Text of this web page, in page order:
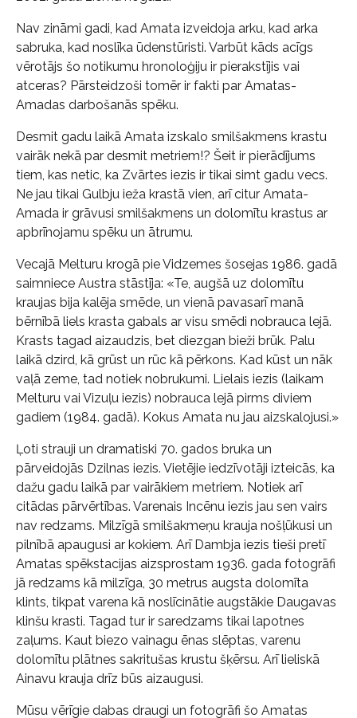
Nav zināmi gadi, kad Amata izveidoja arku, kad arka
sabruka, kad noslīka ūdenstūristi. Varbūt kāds acīgs
vērotājs šo notikumu hronoloģiju ir pierakstījis vai
atceras? Pārsteidzoši tomēr ir fakti par Amatas-
Amadas darbošanās spēku.
Desmit gadu laikā Amata izskalo smilšakmens krastu
vairāk nekā par desmit metriem!? Šeit ir pierādījums
tiem, kas netic, ka Zvārtes iezis ir tikai simt gadu vecs.
Ne jau tikai Gulbju ieža krastā vien, arī citur Amata-
Amada ir grāvusi smilšakmens un dolomītu krastus ar
apbrīnojamu spēku un ātrumu.
Vecajā Melturu krogā pie Vidzemes šosejas 1986. gadā
saimniece Austra stāstīja: «Te, augšā uz dolomītu
kraujas bija kalēja smēde, un vienā pavasarī manā
bērnībā liels krasta gabals ar visu smēdi nobrauca lejā.
Krasts tagad aizaudzis, bet diezgan bieži brūk. Palu
laikā dzird, kā grūst un rūc kā pērkons. Kad kūst un nāk
vaļā zeme, tad notiek nobrukumi. Lielais iezis (laikam
Melturu vai Vizuļu iezis) nobrauca lejā pirms diviem
gadiem (1984. gadā). Kokus Amata nu jau aizskalojusi.»
Ļoti strauji un dramatiski 70. gados bruka un
pārveidojās Dzilnas iezis. Vietējie iedzīvotāji izteicās, ka
dažu gadu laikā par vairākiem metriem. Notiek arī
citādas pārvērtības. Varenais Incēnu iezis jau sen vairs
nav redzams. Milzīgā smilšakmeņu krauja nošļūkusi un
pilnībā apaugusi ar kokiem. Arī Dambja iezis tieši pretī
Amatas spēkstacijas aizsprostam 1936. gada fotogrāfi
jā redzams kā milzīga, 30 metrus augsta dolomīta
klints, tikpat varena kā noslīcinātie augstākie Daugavas
klinšu krasti. Tagad tur ir saredzams tikai lapotnes
zaļums. Kaut biezo vainagu ēnas slēptas, varenu
dolomītu plātnes sakritušas krustu šķērsu. Arī lieliskā
Ainavu krauja drīz būs aizaugusi.
Mūsu vērīgie dabas draugi un fotogrāfi šo Amatas